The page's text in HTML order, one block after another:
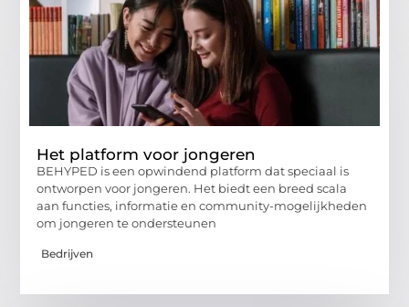
Het platform voor jongeren
BEHYPED is een opwindend platform dat speciaal is
ontworpen voor jongeren. Het biedt een breed scala
aan functies, informatie en community-mogelijkheden
om jongeren te ondersteunen
Bedrijven